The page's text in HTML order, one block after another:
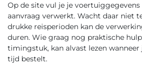
Op de site vul je je
aanvraag verwerkt. Wacht daar niet
drukke reisperioden kan de
duren. Wie graag nog praktische
timingstuk, kan alvast lezen wanneer
tijd bestelt.